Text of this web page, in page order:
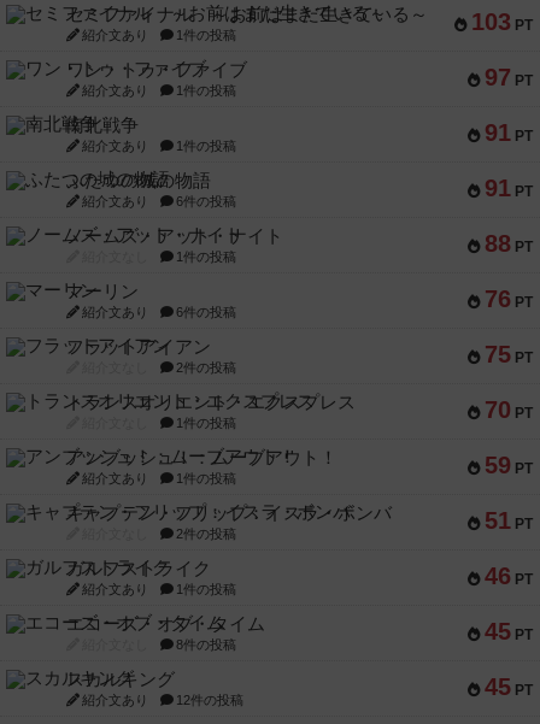
103 PT
セミファイナル ～お前はまだ生きている～
紹介文あり 1件の投稿
97 PT
ワン・トゥ・ファイブ
紹介文あり 1件の投稿
91 PT
南北戦争
紹介文あり 1件の投稿
91 PT
ふたつの城の物語
紹介文あり 6件の投稿
88 PT
ノームズ・アット・ナイト
1件の投稿
76 PT
マーリン
紹介文あり 6件の投稿
75 PT
フラットアイアン
2件の投稿
70 PT
トランスオリエント・エクスプレス
1件の投稿
59 PT
アンブッシュ！：ムーブアウト！
紹介文あり 1件の投稿
51 PT
キャプテン・フリップ：イスラ・ボンバ
2件の投稿
46 PT
ガルフストライク
紹介文あり 1件の投稿
45 PT
エコーズ・オブ・タイム
8件の投稿
45 PT
スカルキング
紹介文あり 12件の投稿